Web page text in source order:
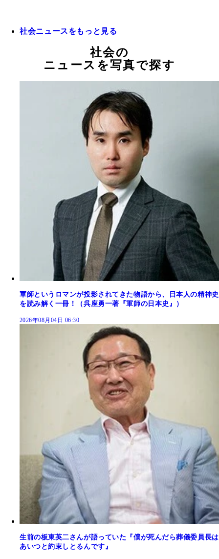
社会ニュースをもっと見る
社会の
ニュースを写真で探す
軍師というロマンが投影されてきた物語から、日本人の精神史
を読み解く一冊！（呉座勇一著『軍師の日本史』）
2026年08月04日 06:30
生前の板東英二さんが語っていた『僕が死んだら葬儀委員長は
あいつと約束しとるんです』